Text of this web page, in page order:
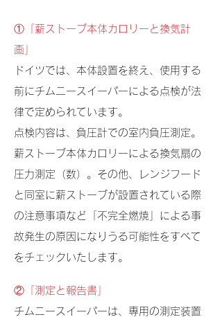
①「薪ストーブ本体カロリーと換気計
画」
ドイツでは、本体設置を終え、使用する
前にチムニースイーパーによる点検が法
律で定められています。
点検内容は、負圧計での室内負圧測定。
薪ストーブ本体カロリーによる換気扇の
圧力測定（数）。その他、レンジフード
と同室に薪ストーブが設置されている際
の注意事項など「不完全燃焼」による事
故発生の原因になりうる可能性をすべて
をチェックいたします。
②「測定と報告書」
チムニースイーパーは、専用の測定装置